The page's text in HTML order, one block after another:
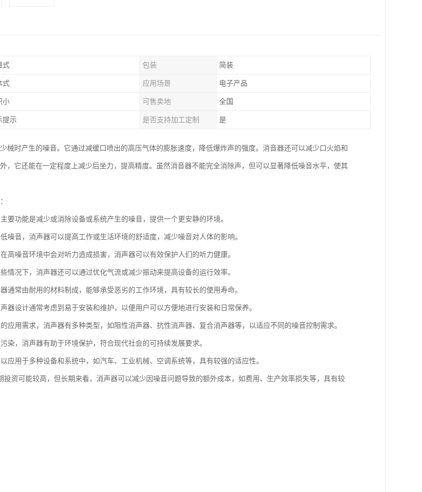
式 包装 简装
式 应用场景 电子产品
小 可售卖地 全国
提示 是否支持加工定制 是
械时产生的噪音。它通过减缓口喷出的高压气体的膨胀速度，降低爆炸声的强度。消音器还可以减少口火焰和
，它还能在一定程度上减少后坐力，提高精度。虽然消音器不能完全消除声，但可以显著降低噪音水平，使其
要功能是减少或消除设备或系统产生的噪音，提供一个更安静的环境。
噪音，消声器可以提高工作或生活环境的舒适度，减少噪音对人体的影响。
高噪音环境中会对听力造成损害，消声器可以有效保护人们的听力健康。
情况下，消声器还可以通过优化气流或减少振动来提高设备的运行效率。
通常由耐用的材料制成，能够承受恶劣的工作环境，具有较长的使用寿命。
器设计通常考虑到易于安装和维护，以便用户可以方便地进行安装和日常保养。
应用需求，消声器有多种类型，如阻性消声器、抗性消声器、复合消声器等，以适应不同的噪音控制需求。
染，消声器有助于环境保护，符合现代社会的可持续发展要求。
应用于多种设备和系统中，如汽车、工业机械、空调系统等，具有较强的适应性。
投资可能较高，但长期来看，消声器可以减少因噪音问题导致的额外成本，如费用、生产效率损失等，具有较